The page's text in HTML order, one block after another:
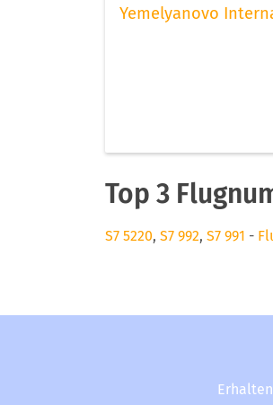
Yemelyanovo
Top 3
S7 5220, S7 992, S7 991 -